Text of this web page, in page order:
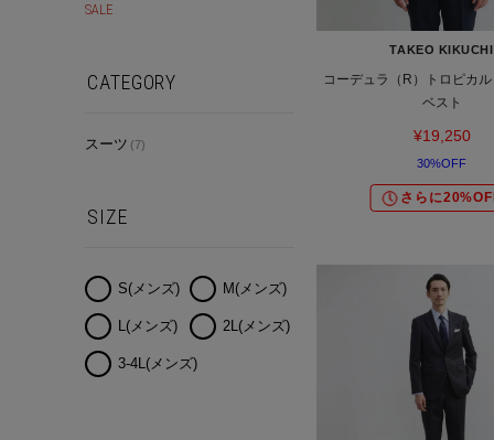
SALE
CATEGORY
スーツ (7)
SIZE
S(メンズ) M(メンズ)
L(メンズ) 2L(メンズ)
3-4L(メンズ)
TAKEO KIKUCHI
コーデュラ（R）トロピカ
ベスト
¥19,250
30%OFF
さらに